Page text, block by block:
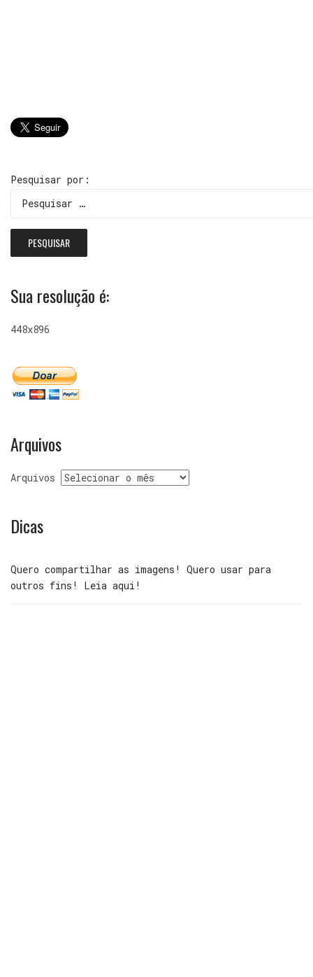
Pesquisar por:
Sua resolução é:
448x896
Arquivos
Arquivos
Dicas
Quero compartilhar as imagens! Quero usar para
outros fins! Leia aqui!